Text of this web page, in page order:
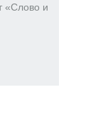
«Слово и